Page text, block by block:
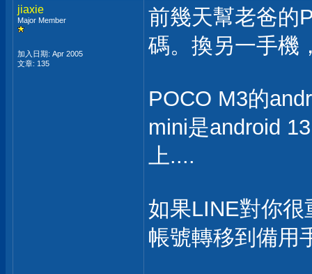
jiaxie
Major Member
加入日期: Apr 2005
文章: 135
前幾天幫老爸的
碼。換另一手機
POCO M3的
mini是android
上....
如果LINE對你
帳號轉移到備用